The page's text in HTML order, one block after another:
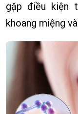
gặp điều kiện
khoang miệng